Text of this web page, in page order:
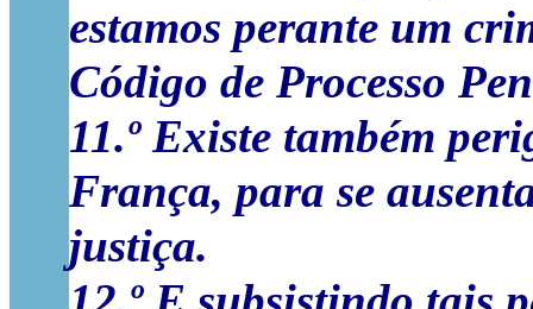
estamos perante um
Código de Processo
11.º Existe também
França, para se
justiça.